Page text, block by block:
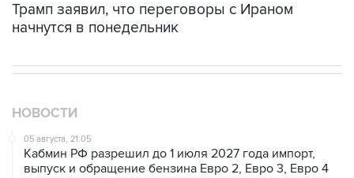
Трамп заявил, что переговоры с Ираном
начнутся в понедельник
НОВОСТИ
05 августа, 21:05
Кабмин РФ разрешил до 1 июля 2027 года импорт,
выпуск и обращение бензина Евро 2, Евро 3, Евро 4